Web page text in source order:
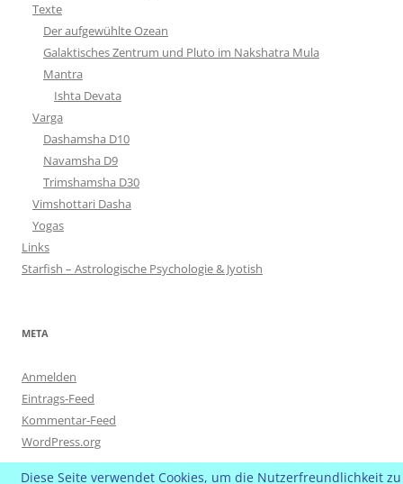
Texte
Der aufgewühlte Ozean
Galaktisches Zentrum und Pluto im Nakshatra Mula
Mantra
Ishta Devata
Varga
Dashamsha D10
Navamsha D9
Trimshamsha D30
Vimshottari Dasha
Yogas
Links
Starfish – Astrologische Psychologie & Jyotish
META
Anmelden
Eintrags-Feed
Kommentar-Feed
WordPress.org
Diese Seite verwendet Cookies, um die Nutzerfreundlichkeit zu